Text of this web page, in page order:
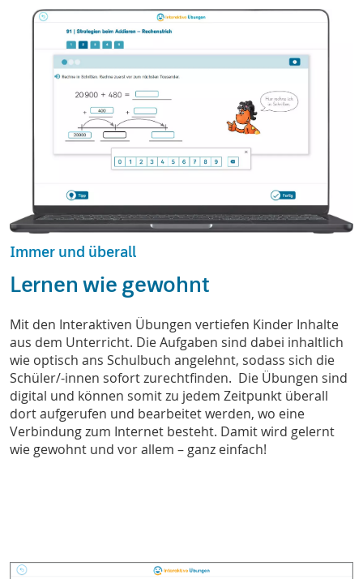
Immer und überall
Lernen wie gewohnt
Mit den Interaktiven Übungen vertiefen Kinder Inhalte
aus dem Unterricht. Die Aufgaben sind dabei inhaltlich
wie optisch ans Schulbuch angelehnt, sodass sich die
Schüler/-innen sofort zurechtfinden. Die Übungen sind
digital und können somit zu jedem Zeitpunkt überall
dort aufgerufen und bearbeitet werden, wo eine
Verbindung zum Internet besteht. Damit wird gelernt
wie gewohnt und vor allem – ganz einfach!